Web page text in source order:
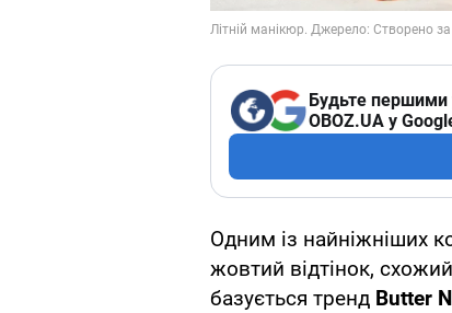
Будьте першими
OBOZ.UA у
Одним із найніжніших
жовтий відтінок,
базується тренд Butter